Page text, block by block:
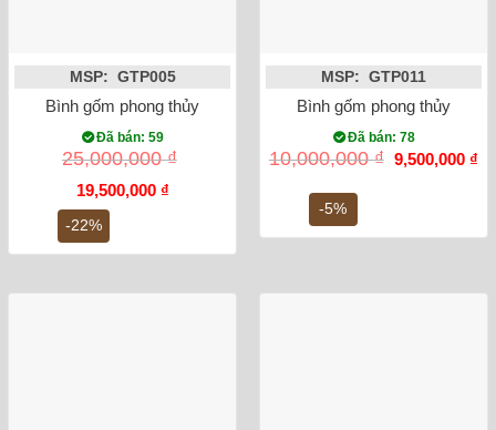
-22%
MSP: GTP005
Bình gốm phong thủy tỏi công đào đắp nổi dát vàng 52cm
Đã bán: 59
25,000,000₫
Giá
gốc
là:
25,000,000 ₫.
19,500,000 ₫Giá
19,500,000 ₫.
-5%
MSP: GTP011
Bình gốm phong thủy mai
Đã bán: 78
10,000,000₫ Giá
gốc
9,500,000 ₫